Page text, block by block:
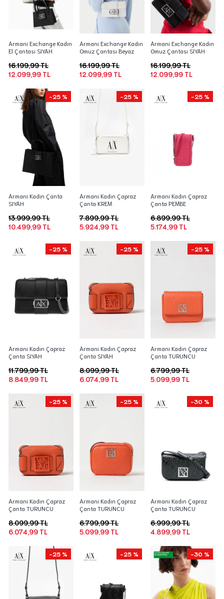
Armani Exchange Kadın
El Çantası SIYAH
12.099,99 TL
16.199,99 TL
Armani Exchange Kadın
Omuz Çantası Beyaz
12.099,99 TL
16.199,99 TL
Armani Exchange Kadın
Omuz Çantası SIYAH
12.099,99 TL
16.199,99 TL
-25 %
Armani Kadın Çanta
SIYAH
10.499,99 TL
13.999,99 TL
-25 %
Armani Kadın Çapraz
Çanta KREM
5.924,99 TL
7.899,99 TL
-25 %
Armani Kadın Çapraz
Çanta PEMBE
5.174,99 TL
6.899,99 TL
-25 %
Armani Kadın Çapraz
Çanta SIYAH
8.849,99 TL
11.799,99 TL
-25 %
Armani Kadın Çapraz
Çanta SIYAH
6.074,99 TL
8.099,99 TL
-25 %
Armani Kadın Çapraz
Çanta TURUNCU
5.099,99 TL
6.799,99 TL
-25 %
Armani Kadın Çapraz
Çanta TURUNCU
6.074,99 TL
8.099,99 TL
-25 %
Armani Kadın Çapraz
Çanta TURUNCU
5.099,99 TL
6.799,99 TL
-30 %
Armani Kadın Çapraz
Çanta TURUNCU
4.899,99 TL
6.999,99 TL
-25 % -25 % -30 %